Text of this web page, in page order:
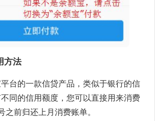
方法
台的一款信贷产品，类似于银行的信
同的信用额度，您可以直接用来消费
之前归还上月消费账单。